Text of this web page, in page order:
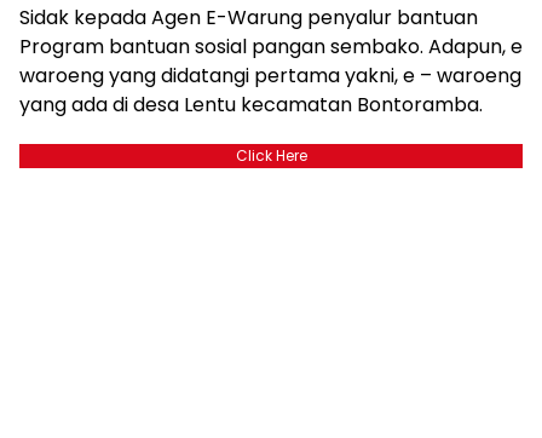
Sidak kepada Agen E-Warung penyalur bantuan
Program bantuan sosial pangan sembako. Adapun, e
waroeng yang didatangi pertama yakni, e – waroeng
yang ada di desa Lentu kecamatan Bontoramba.
Click Here